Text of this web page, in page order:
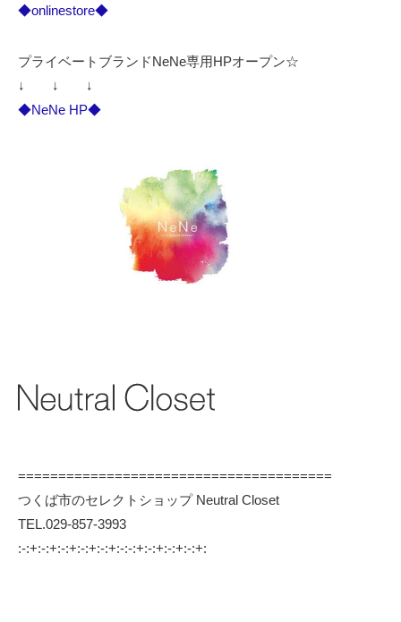
◆onlinestore◆
プライベートブランドNeNe専用HPオープン☆
↓ ↓ ↓
◆NeNe HP◆
=======================================
つくば市のセレクトショップ Neutral Closet
TEL.029-857-3993
:-:+:-:+:-:+:-:+:-:+:-:-:+:-:+:-:+:-:+: